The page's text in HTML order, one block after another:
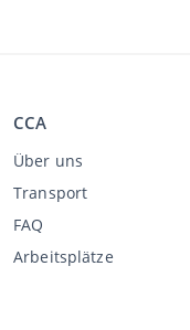
CCA
Über uns
Transport
FAQ
Arbeitsplätze